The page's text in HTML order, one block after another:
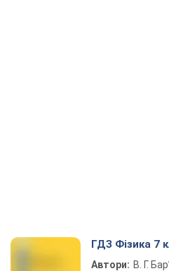
ГДЗ Фізика 7
Автори: В. Г.